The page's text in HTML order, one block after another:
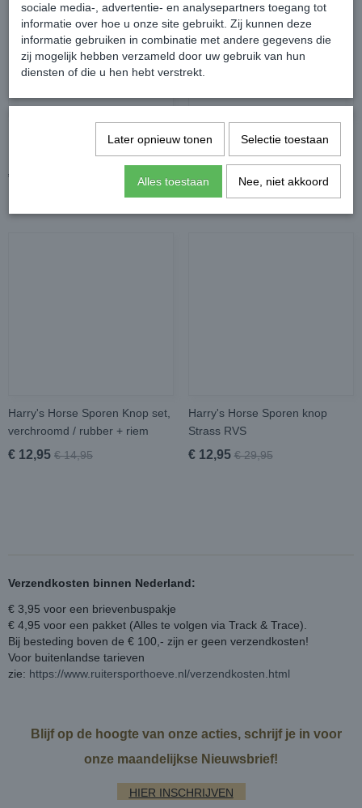
Leovet TamTam Zomerspray
€ 19,95
Rambo Flymask Plus
€ 35,95 € 49,95
Harry's Horse Sporen Knop set,
verchroomd / rubber + riem
€ 12,95 € 14,95
Harry's Horse Sporen knop
Strass RVS
€ 12,95 € 29,95
Verzendkosten binnen Nederland:
€ 3,95 voor een brievenbuspakje
€ 4,95 voor een pakket (Alles te volgen via Track & Trace).
Bij besteding boven de € 100,- zijn er geen verzendkosten!
Voor buitenlandse tarieven
zie: https://www.ruitersporthoeve.nl/verzendkosten.html
Blijf op de hoogte van onze acties, schrijf je in voor
onze maandelijkse Nieuwsbrief!
HIER INSCHRIJVEN
sociale media-, advertentie- en analysepartners toegang tot
informatie over hoe u onze site gebruikt. Zij kunnen deze
informatie gebruiken in combinatie met andere gegevens die
zij mogelijk hebben verzameld door uw gebruik van hun
diensten of die u hen hebt verstrekt.
Later opnieuw tonen Selectie toestaan
Alles toestaan Nee, niet akkoord